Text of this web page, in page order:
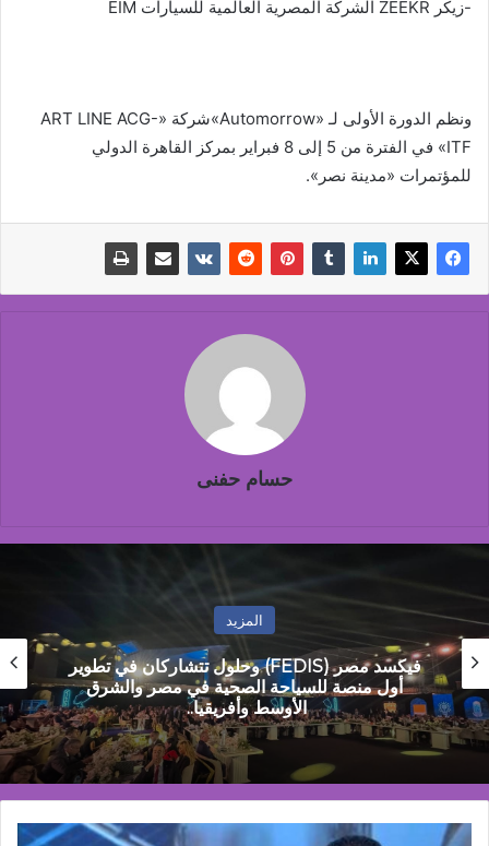
-زيكر ZEEKR الشركة المصرية العالمية للسيارات EIM
ونظم الدورة الأولى لـ «Automorrow»شركة «ART LINE ACG-
ITF» في الفترة من 5 إلى 8 فبراير بمركز القاهرة الدولي
للمؤتمرات «مدينة نصر».
حسام حفنى
المزيد
مراسم اربعين ليست كسابقاتها
شعبة